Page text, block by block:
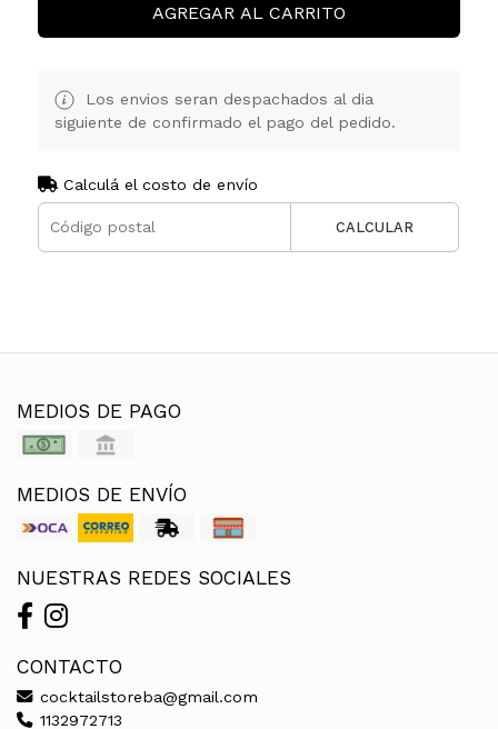
AGREGAR AL CARRITO
Los envios seran despachados al dia
siguiente de confirmado el pago del pedido.
Calculá el costo de envío
CALCULAR
MEDIOS DE PAGO
MEDIOS DE ENVÍO
NUESTRAS REDES SOCIALES
CONTACTO
cocktailstoreba@gmail.com
1132972713